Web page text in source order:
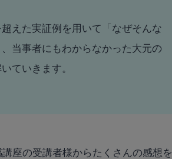
えた実証例を⽤いて「なぜそんな
当事者にもわからなかった大元の
ていきます。
座の受講者様からたくさんの感想を